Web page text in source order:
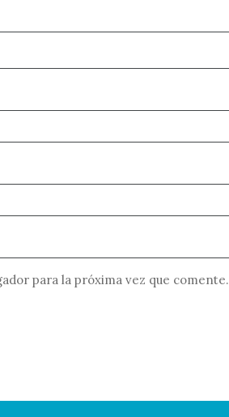
para la próxima vez que comente.